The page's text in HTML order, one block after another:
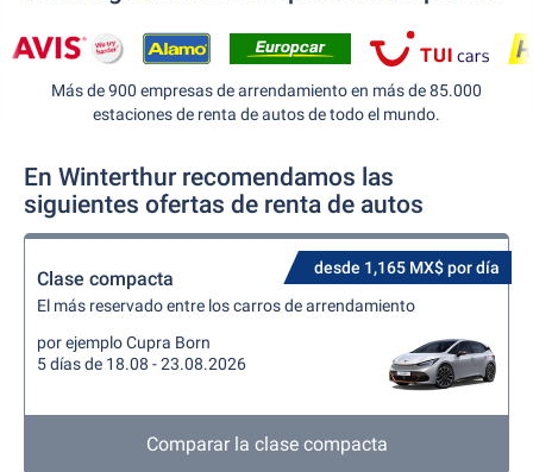
Más de 900 empresas de arrendamiento en más de 85.000
estaciones de renta de autos de todo el mundo.
En Winterthur recomendamos las
siguientes ofertas de renta de autos
desde 1,165 MX$ por día
Clase compacta
El más reservado entre los carros de arrendamiento
por ejemplo Cupra Born
5 días de 18.08 - 23.08.2026
Comparar la clase compacta